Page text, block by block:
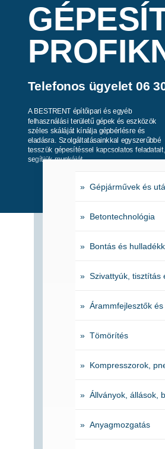
Telefonos ügyelet 06
A BESTRENT építőipari és egyéb
felhasználási területű gépek és eszközök
széles skáláját kínálja gépbérlésre és
eladásra. Szolgáltatásainkkal egyszerűbbé
tesszük gépesítéssel kapcsolatos feladatait,
segítjük munkáját.
» Gépjárművek és
» Betontechnológia
» Bontás és
» Szivattyúk, tisztítás
» Árammfejlesztők és
» Tömörítés
» Kompresszorok,
» Állványok, állások,
» Anyagmozgatás